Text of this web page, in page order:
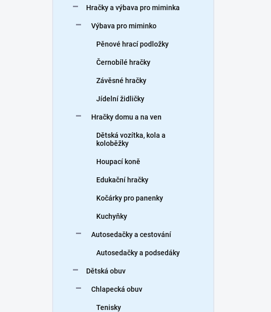
Hračky a výbava pro miminka
Výbava pro miminko
Pěnové hrací podložky
Černobílé hračky
Závěsné hračky
Jídelní židličky
Hračky domu a na ven
Dětská vozítka, kola a
koloběžky
Houpací koně
Edukační hračky
Kočárky pro panenky
Kuchyňky
Autosedačky a cestování
Autosedačky a podsedáky
Dětská obuv
Chlapecká obuv
Tenisky